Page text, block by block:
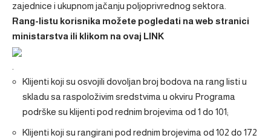
zajednice i ukupnom jačanju poljoprivrednog sektora.
Rang-listu korisnika možete pogledati na web stranici
ministarstva ili klikom na ovaj LINK
Klijenti koji su osvojili dovoljan broj bodova na rang listi u
skladu sa raspoloživim sredstvima u okviru Programa
podrške su klijenti pod rednim brojevima od 1 do 101;
Klijenti koji su rangirani pod rednim brojevima od 102 do 172